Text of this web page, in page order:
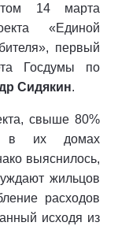
14 марта
«Единой
первый
Госдумы по
Сидякин.
свыше 80%
в их домах
выяснилось,
жильцов
расходов
исходя из